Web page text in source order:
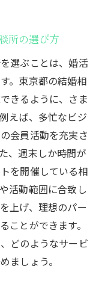
後押し
プラン
援策
条件を理解しよ
を把握する
体系を確認
ャンセル規定
討する方法
ント
所の選び方
選ぶことは、婚活
。東京都の結婚相
きるように、さま
えば、多忙なビジ
会員活動を充実さ
、週末しか時間が
を開催している相
活動範囲に合致し
上げ、理想のパー
ことができます。
どのようなサービ
ましょう。